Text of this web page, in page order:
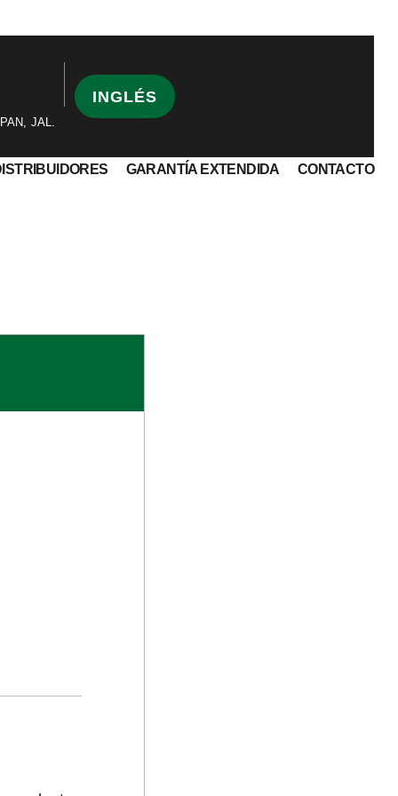
JAL.
INGLÉS
GARANTÍA EXTENDIDA CONTACTO